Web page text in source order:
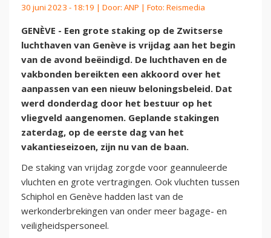
30 juni 2023 - 18:19 | Door: ANP | Foto: Reismedia
GENÈVE - Een grote staking op de Zwitserse
luchthaven van Genève is vrijdag aan het begin
van de avond beëindigd. De luchthaven en de
vakbonden bereikten een akkoord over het
aanpassen van een nieuw beloningsbeleid. Dat
werd donderdag door het bestuur op het
vliegveld aangenomen. Geplande stakingen
zaterdag, op de eerste dag van het
vakantieseizoen, zijn nu van de baan.
De staking van vrijdag zorgde voor geannuleerde
vluchten en grote vertragingen. Ook vluchten tussen
Schiphol en Genève hadden last van de
werkonderbrekingen van onder meer bagage- en
veiligheidspersoneel.